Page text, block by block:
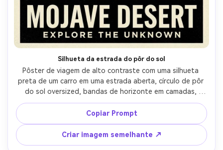
Silhueta da estrada do pôr do sol
Pôster de viagem de alto contraste com uma silhueta
preta de um carro em uma estrada aberta, círculo de pôr
do sol oversized, bandas de horizonte em camadas,
plantas simples do deserto, tipo condensado negrito
para o nome do destino, paleta de cores mínima com
textura gritty, layout centrado limpo, estética retro
moderna adequada para arte de parede, lente de 85mm,
profundidade de campo rasa-AR 4:5
Copiar Prompt
Criar imagem semelhante ↗